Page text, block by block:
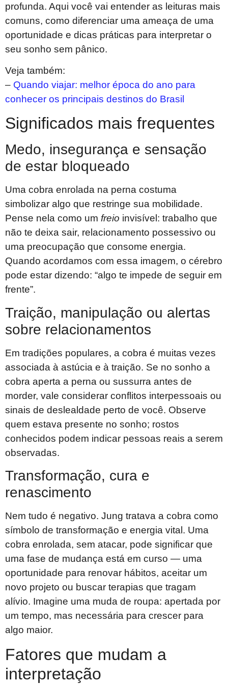
profunda. Aqui você vai entender as leituras mais
comuns, como diferenciar uma ameaça de uma
oportunidade e dicas práticas para interpretar o
seu sonho sem pânico.
Veja também:
– Quando viajar: melhor época do ano para
conhecer os principais destinos do Brasil
Significados mais frequentes
Medo, insegurança e sensação
de estar bloqueado
Uma cobra enrolada na perna costuma
simbolizar algo que restringe sua mobilidade.
Pense nela como um freio invisível: trabalho que
não te deixa sair, relacionamento possessivo ou
uma preocupação que consome energia.
Quando acordamos com essa imagem, o cérebro
pode estar dizendo: “algo te impede de seguir em
frente”.
Traição, manipulação ou alertas
sobre relacionamentos
Em tradições populares, a cobra é muitas vezes
associada à astúcia e à traição. Se no sonho a
cobra aperta a perna ou sussurra antes de
morder, vale considerar conflitos interpessoais ou
sinais de deslealdade perto de você. Observe
quem estava presente no sonho; rostos
conhecidos podem indicar pessoas reais a serem
observadas.
Transformação, cura e
renascimento
Nem tudo é negativo. Jung tratava a cobra como
símbolo de transformação e energia vital. Uma
cobra enrolada, sem atacar, pode significar que
uma fase de mudança está em curso — uma
oportunidade para renovar hábitos, aceitar um
novo projeto ou buscar terapias que tragam
alívio. Imagine uma muda de roupa: apertada por
um tempo, mas necessária para crescer para
algo maior.
Fatores que mudam a
interpretação